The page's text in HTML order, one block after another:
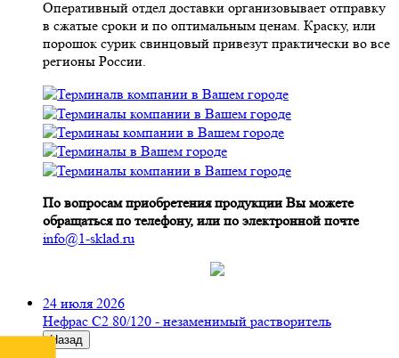
Оперативный отдел доставки организовывает отправку
в сжатые сроки и по оптимальным ценам. Краску, или
порошок сурик свинцовый привезут практически во все
регионы России.
По вопросам приобретения продукции Вы можете
обращаться по телефону, или по электронной почте
info@1-sklad.ru
24 июля 2026
Нефрас С2 80/120 - незаменимый растворитель
Назад